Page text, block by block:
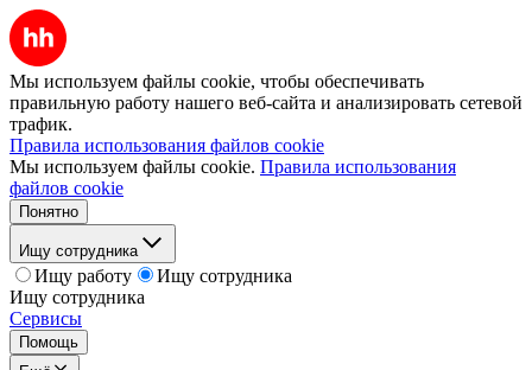
Мы используем файлы cookie, чтобы обеспечивать
правильную работу нашего веб-сайта и анализировать сетевой
трафик.
Правила использования файлов cookie
Мы используем файлы cookie. Правила использования
файлов cookie
Понятно
Ищу сотрудника
Ищу работу
Ищу сотрудника
Ищу сотрудника
Сервисы
Помощь